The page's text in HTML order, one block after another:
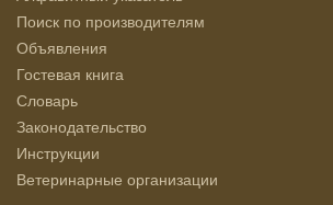
Поиск по производителям
Объявления
Гостевая книга
Словарь
Законодательство
Инструкции
Ветеринарные организации